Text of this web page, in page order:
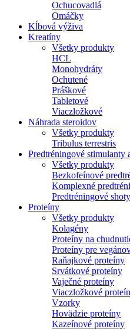
Ochucovadlá
Omáčky
Kĺbová výživa
Kreatíny
Všetky produkty
HCL
Monohydráty
Ochutené
Práškové
Tabletové
Viaczložkové
Náhrada steroidov
Všetky produkty
Tribulus terrestris
Predtréningové stimulanty
Všetky produkty
Bezkofeínové
Komplexné
Predtréningové shoty
Proteíny
Všetky produkty
Kolagény
Proteíny na
Proteíny pre
Raňajkové proteíny
Srvátkové proteíny
Vaječné proteíny
Viaczložkové
Vzorky
Hovädzie proteíny
Kazeínové proteíny